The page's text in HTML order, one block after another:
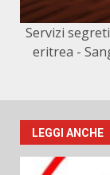
Servizi
eritrea -
LEGGI ANCHE